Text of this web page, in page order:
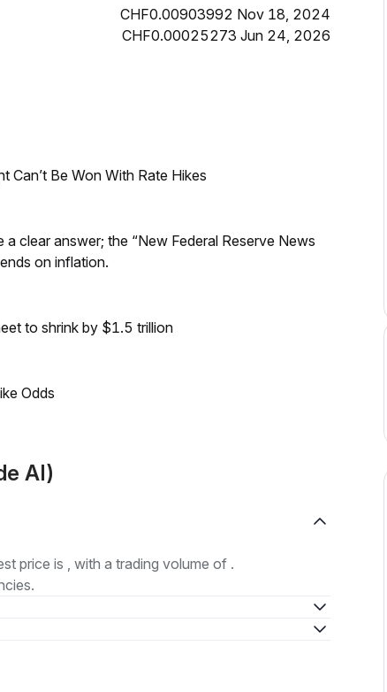
CHF0.00903992 Nov 18, 2024
CHF0.00025273 Jun 24, 2026
Can’t Be Won With Rate Hikes
clear answer; the “New Federal Reserve News
on inflation.
to shrink by $1.5 trillion
Odds
AI)
price is , with a trading volume of .